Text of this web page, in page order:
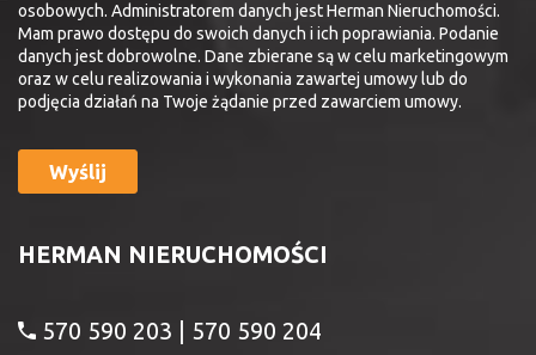
osobowych. Administratorem danych jest Herman Nieruchomości.
Mam prawo dostępu do swoich danych i ich poprawiania. Podanie
danych jest dobrowolne. Dane zbierane są w celu marketingowym
oraz w celu realizowania i wykonania zawartej umowy lub do
podjęcia działań na Twoje żądanie przed zawarciem umowy.
HERMAN NIERUCHOMOŚCI
570 590 203 | 570 590 204